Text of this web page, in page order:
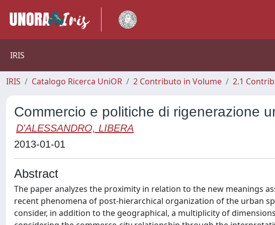
IRIS
IRIS Catalogo Ricerca UniOR 2 Contributo in Volume 2.1
Commercio e politiche di rigenerazione
D'ALESSANDRO, LIBERA
2013-01-01
Abstract
The paper analyzes the proximity in relation to the new meanings
recent phenomena of post-hierarchical organization of the urban
consider, in addition to the geographical, a multiplicity of